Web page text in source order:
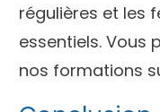
régulières et les
essentiels. Vous
nos formations